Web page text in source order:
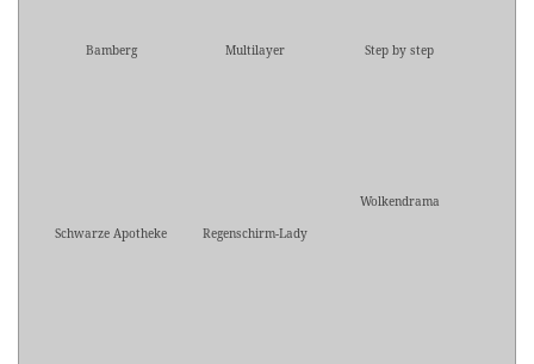
Bamberg Multilayer Step by step
Schwarze Apotheke Regenschirm-Lady
Wolkendrama